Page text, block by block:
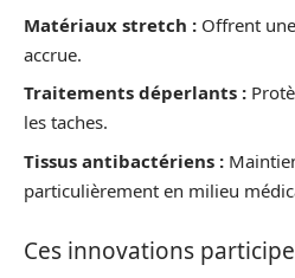
Matériaux stretch : Offrent
accrue.
Traitements déperlants :
les taches.
Tissus antibactériens :
particulièrement en milieu
Ces innovations